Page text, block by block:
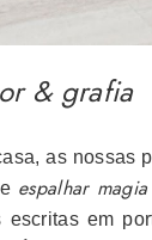
& grafia
as nossas
espalhar magia
em